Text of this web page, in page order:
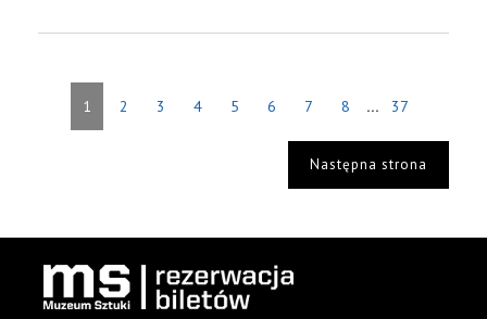
1 2 3 4 5 6 7 8 ... 37
Następna strona